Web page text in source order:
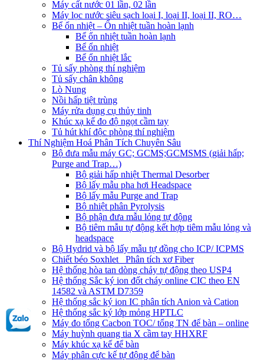
Máy cất nước 01 lần, 02 lần
Máy lọc nước siêu sạch loại I, loại II, loại II, RO…
Bể ổn nhiệt – Ổn nhiệt tuần hoàn lạnh
Bể ổn nhiệt tuần hoàn lạnh
Bể ổn nhiệt
Bể ổn nhiệt lắc
Tủ sấy phòng thí nghiệm
Tủ sấy chân không
Lò Nung
Nồi hấp tiệt trùng
Máy rửa dụng cụ thủy tinh
Khúc xạ kế đo độ ngọt cầm tay
Tủ hút khí độc phòng thí nghiệm
Thí Nghiệm Hoá Phân Tích Chuyên Sâu
Bộ đưa mẫu máy GC; GCMS;GCMSMS (giải hấp;
Purge and Trap…)
Bộ giải hấp nhiệt Thermal Desorber
Bộ lấy mẫu pha hơi Headspace
Bộ lấy mẫu Purge and Trap
Bộ nhiệt phân Pyrolysis
Bộ phận đưa mẫu lỏng tự động
Bộ tiêm mẫu tự động kết hợp tiêm mẫu lỏng và
headspace
Bộ Hydrid và bộ lấy mẫu tự đồng cho ICP/ ICPMS
Chiết béo Soxhlet_ Phân tích xơ Fiber
Hệ thống hòa tan dòng chảy tự động theo USP4
Hệ thống Sắc ký ion đốt cháy online CIC theo EN
14582 và ASTM D7359
Hệ thống sắc ký ion IC phân tích Anion và Cation
Hệ thống sắc ký lớp mỏng HPTLC
Máy đo tổng Cacbon TOC/ tổng TN để bàn – online
Máy huỳnh quang tia X cầm tay HHXRF
Máy khúc xạ kế để bàn
Máy phân cực kế tự động để bàn